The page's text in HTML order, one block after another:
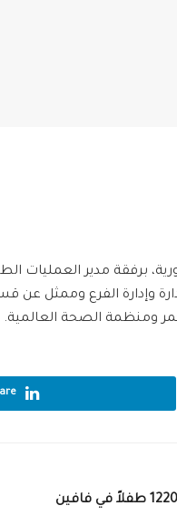
، برفقة مدير العمليات
وإدارة الفرع وممثل عن
ومنظمة الصحة العالمية.